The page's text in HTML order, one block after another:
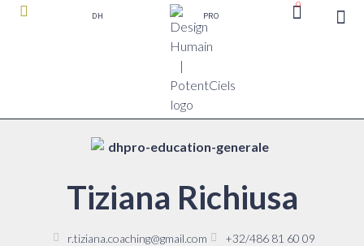
DH PRO
0
Tiziana Richiusa
r.tiziana.coaching@gmail.com
+32/486 81 60 09